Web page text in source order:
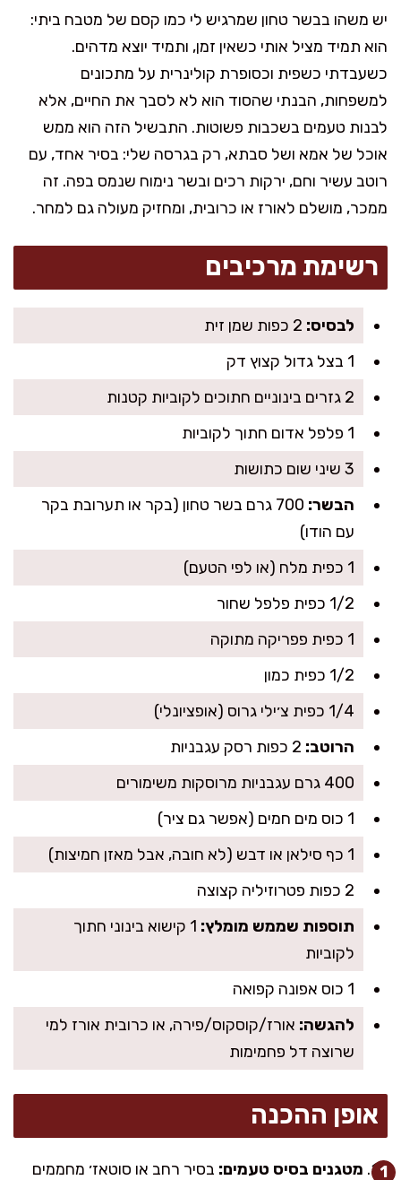
יש משהו בבשר טחון שמרגיש לי כמו קסם של מטבח ביתי:
הוא תמיד מציל אותי כשאין זמן, ותמיד יוצא מדהים.
כשעבדתי כשפית וכסופרת קולינרית על מתכונים
למשפחות, הבנתי שהסוד הוא לא לסבך את החיים, אלא
לבנות טעמים בשכבות פשוטות. התבשיל הזה הוא ממש
אוכל של אמא ושל סבתא, רק בגרסה שלי: בסיר אחד, עם
רוטב עשיר וחם, ירקות רכים ובשר נימוח שנמס בפה. זה
ממכר, מושלם לאורז או כרובית, ומחזיק מעולה גם למחר.
רשימת מרכיבים
לבסיס:
1 בצל גדול קצוץ דק
2 גזרים בינוניים חתוכים לקוביות קטנות
1 פלפל אדום חתוך לקוביות
3 שיני שום כתושות
הבשר:
700 גרם בשר טחון (בקר או תערובת בקר
עם הודו)
1 כפית מלח (או לפי הטעם)
1/2 כפית פלפל שחור
1 כפית פפריקה מתוקה
1/2 כפית כמון
1/4 כפית צ׳ילי גרוס (אופציונלי)
הרוטב:
400 גרם עגבניות מרוסקות משימורים
1 כוס מים חמים (אפשר גם ציר)
1 כף סילאן או דבש (לא חובה, אבל מאזן חמיצות)
2 כפות פטרוזיליה קצוצה
תוספות שממש מומלץ:
1 קישוא בינוני חתוך
לקוביות
1 כוס אפונה קפואה
להגשה: אורז/קוסקוס/פירה, או כרובית אורז למי
שרוצה דל פחמימות
אופן ההכנה
מטגנים בסיס טעמים: בסיר רחב או סוטאז׳ מחממים